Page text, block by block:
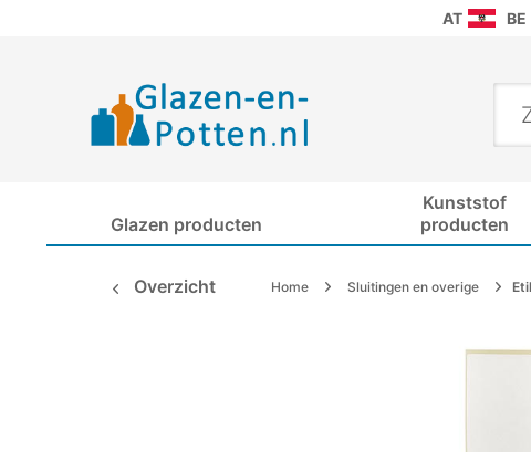
AT BE
Glazen producten
Kunststof
producten
Overzicht Home Sluitingen en overige